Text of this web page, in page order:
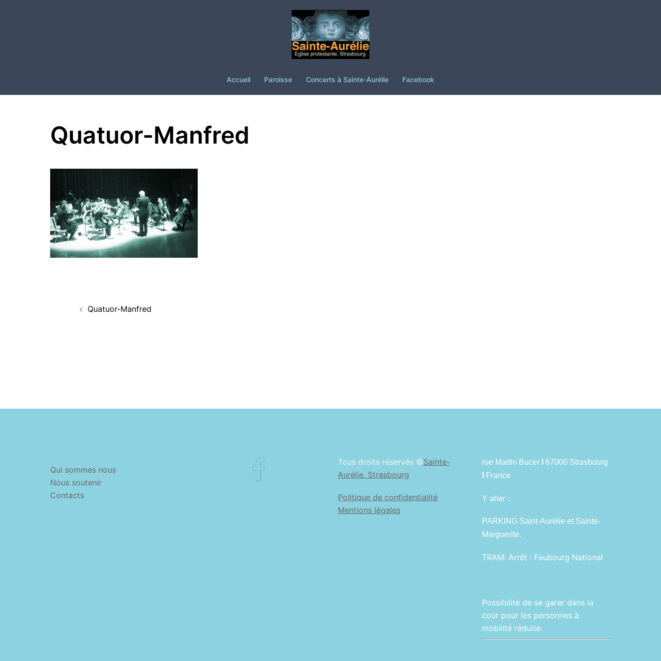
Accueil Paroisse Concerts à Sainte-Aurélie Facebook
Quatuor-Manfred
Navigation
Quatuor-Manfred
Qui sommes nous
Nous soutenir
Contacts
Tous droits réservés ©Sainte-
Aurélie, Strasbourg
Politique de confidentialité
Mentions légales
rue Martin Bucer
67000 Strasbourg
France
Y aller :
PARKING Saint-Aurélie et Sainte-
Marguerite.
TRAM: Arrêt : Faubourg National
Possibilité de se garer dans la
cour pour les personnes à
mobilité réduite.